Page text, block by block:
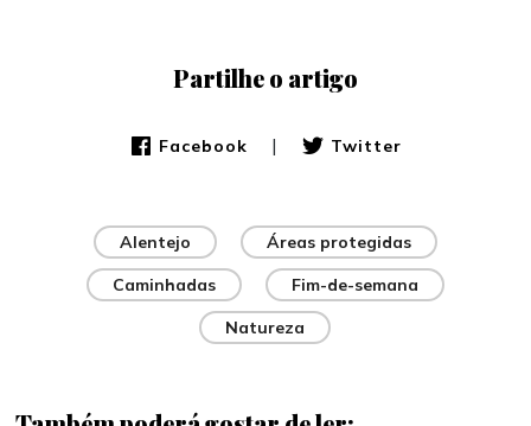
Partilhe o artigo
Facebook | Twitter
Alentejo
Áreas protegidas
Caminhadas
Fim-de-semana
Natureza